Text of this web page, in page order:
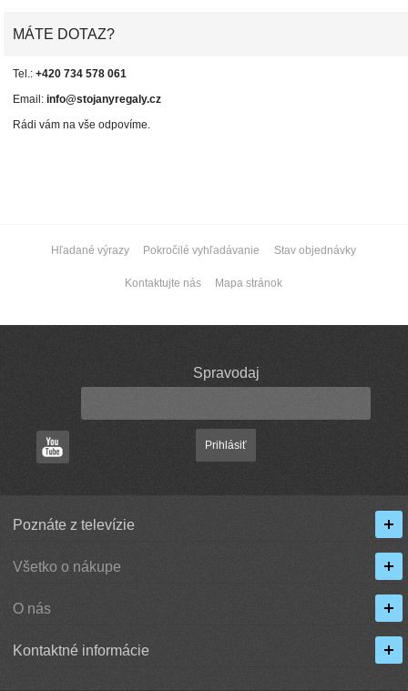
MÁTE DOTAZ?
Tel.:+420 734 578 061
Email:info@stojanyregaly.cz
Rádi vám na vše odpovíme.
Hľadané výrazy Pokročilé vyhľadávanie Stav objednávky
Kontaktujte nás Mapa stránok
Spravodaj
Prihlásiť
Poznáte z televízie
Všetko o nákupe
O nás
Kontaktné informácie